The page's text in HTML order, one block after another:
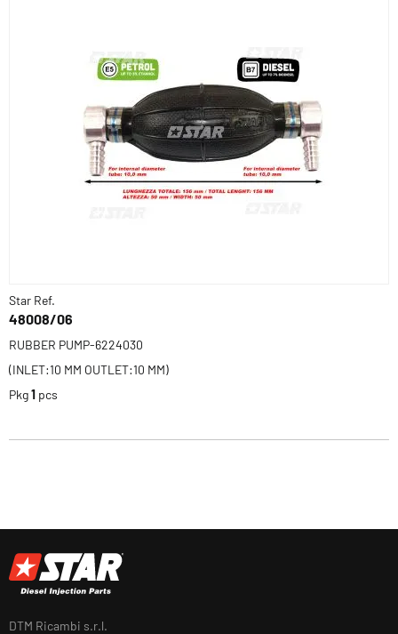
Star Ref.
48008/06
RUBBER PUMP-6224030
(INLET:10 MM OUTLET:10 MM)
Pkg1 pcs
DTM Ricambi s.r.l.